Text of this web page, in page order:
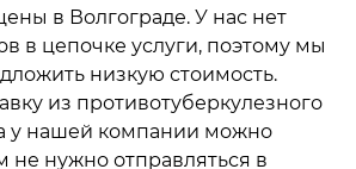
в Волгограде. У нас нет
в цепочке услуги, поэтому мы
низкую стоимость.
из противотуберкулезного
у нашей компании можно
не нужно отправляться в